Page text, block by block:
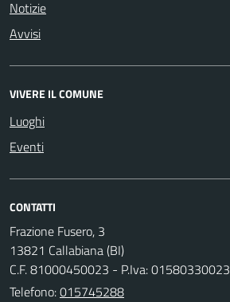
Notizie
Avvisi
VIVERE IL COMUNE
Luoghi
Eventi
CONTATTI
Frazione Fusero, 3
13821 Callabiana (BI)
C.F. 81000450023 - P.Iva: 01580330023
Telefono:015745288